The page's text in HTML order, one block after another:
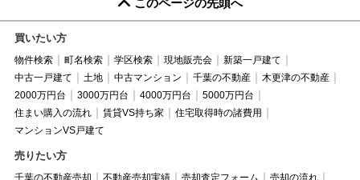
買いたい方
物件検索 町名検索 学区検索 現地販売会
新築一戸建て
中古一戸建て
土地 中古マンション 千葉の不動産
木更津の不動産
2000万円台
3000万円台 4000万円台
5000万円台
住まい購入の流れ
賃貸VS持ち家
住宅取得時の諸費用
マンションVS戸建て
売りたい方
千葉の不動産売却 不動産売却実績 売却査定フォーム
売却の流れ